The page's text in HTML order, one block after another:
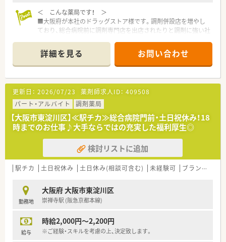
＜ こんな薬局です！ ＞
■大阪府が本社のドラッグストア様です。調剤併設店を増やし
ており、総合病院前に調剤専門店を出店されたりと調剤に強い社
■実際に調剤併設店舗ではなく、純粋な調剤薬局が40店舗以上！
20店舗が病院門前の出店です。
■全売上の20％を調剤でカバーできるような経営方針を取って
おり、今後も調剤薬局店舗を新規・併設化で増やしていく為、積
極的に薬剤師を募集されています。医師の訪問診療に同行する
形式の在宅医療にも挑戦しており、活躍の場も広いです。
■非常に離職率が低いため、新卒の20代～60代と幅広いご年齢
層の方がご活躍中！平均年齢も他のドラッグストア企業よりも高
めの印象です。
■ラウンダー薬剤師さんが20名以上おり、別でエリアマネージ
ャー様もいるので、急なお休みや急な応援体制などはしっかりと
対応を頂けます。
＜ コンサルタントおすすめポイント★ ＞
す。弊社では開局時のオープニングスタッフさんのご紹介実績
が3名分あり、どの方も非常に穏やかでお人柄の素敵な方々で
す！
残業がないよう会社としても取り組まれています。
■1階を待合室・2階を調剤室として分けており、基本的には1階
詳細を見る お問い合わせ
更新日： 2026/07/23 薬剤師求人ID： 409508
パート・アルバイト
調剤薬局
【大阪市東淀川区】≪駅チカ≫総合病院門前・土日祝休み！18
時までのお仕事♪大手ならではの充実した福利厚生◎
検討リストに追加
駅チカ 土日祝休み 土日休み(相談可含む) 未経験可 ブランク可
勤務地
大阪府 大阪市東淀川区
崇禅寺駅 (阪急京都本線)
給与
時給2,000円～2,200円
※ご経験・スキルを考慮の上、決定致します。